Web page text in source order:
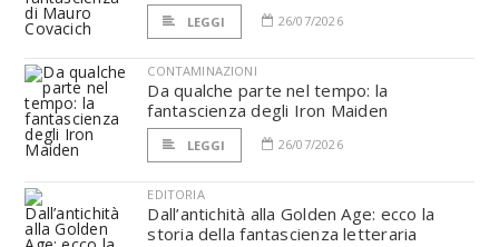
LEGGI 26/07/2026
CONTAMINAZIONI
Da qualche parte nel tempo: la
fantascienza degli Iron Maiden
LEGGI 26/07/2026
EDITORIA
Dall’antichità alla Golden Age: ecco la
storia della fantascienza letteraria